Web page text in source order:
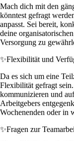
Mach dich mit den
könntest gefragt
anpasst. Sei bereit,
deine
Versorgung zu
✨Flexibilität und
Da es sich um eine
Flexibilität gefragt
kommunizieren und
Arbeitgebers
Wochenenden oder in
✨Fragen zur